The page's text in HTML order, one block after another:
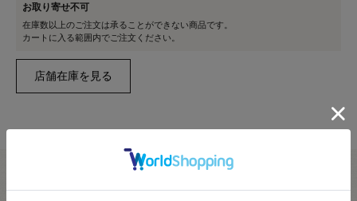
お取り寄せ不可
在庫数以上のご注文は承ることができない商品です。
カートに入る範囲内でご注文ください。
※新宿オカダヤ本店お取り扱い商品のご注文専用ページです※